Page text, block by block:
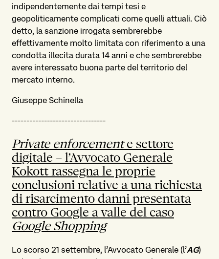
indipendentemente dai tempi tesi e
geopoliticamente complicati come quelli attuali. Ciò
detto, la sanzione irrogata sembrerebbe
effettivamente molto limitata con riferimento a una
condotta illecita durata 14 anni e che sembrerebbe
avere interessato buona parte del territorio del
mercato interno.
Giuseppe Schinella
--------------------------------
Private enforcemente settore
digitale – l’Avvocato Generale
Kokott rassegna le proprie
conclusioni relative a una richiesta
di risarcimento danni presentata
contro Google a valle del caso
Google Shopping
Lo scorso 21 settembre, l’Avvocato Generale (l’AG)